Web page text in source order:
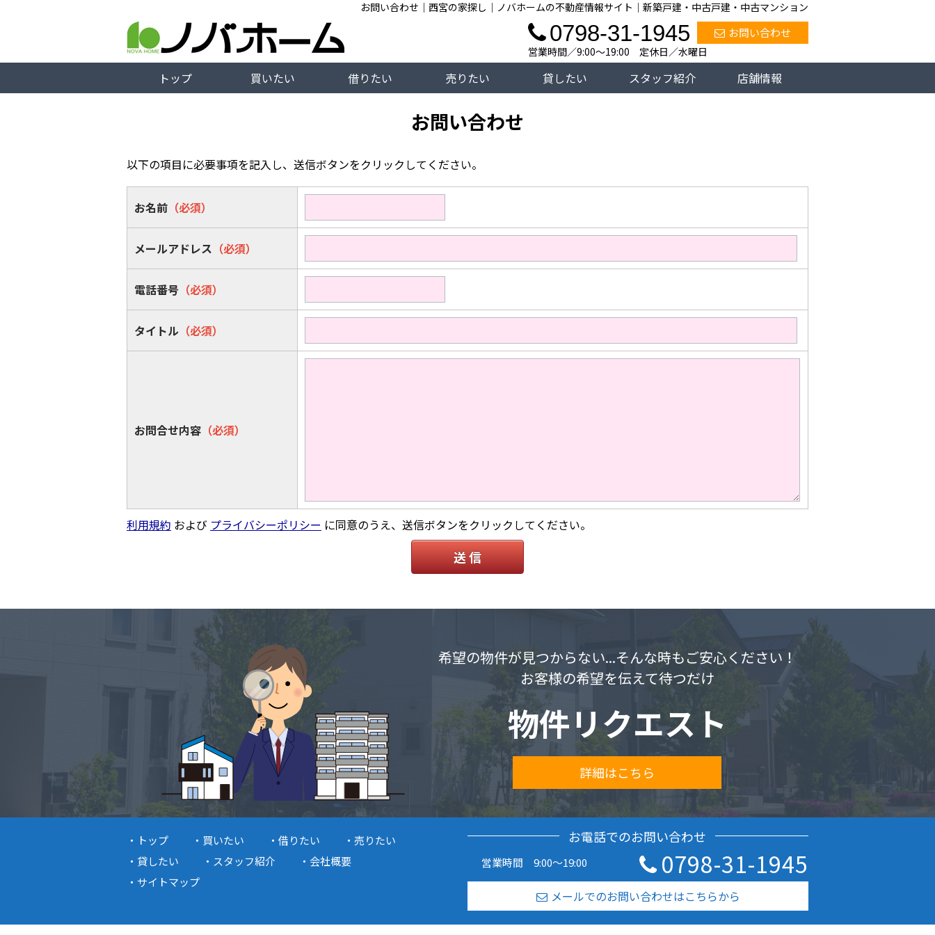
お問い合わせ｜西宮の家探し｜ノバホームの不動産情報サイト｜新築戸建・中古戸建・中古マンション
お問い合わせ
0798-31-1945
営業時間／9:00～19:00 定休日／水曜日
トップ 買いたい 借りたい 売りたい 貸したい スタッフ紹介 店舗情報
お問い合わせ
以下の項目に必要事項を記入し、送信ボタンをクリックしてください。
お名前 （必須）
メールアドレス （必須）
電話番号 （必須）
タイトル （必須）
お問合せ内容 （必須）
利用規約 および プライバシーポリシー に同意のうえ、送信ボタンをクリックしてください。
送 信
希望の物件が見つからない...そんな時もご安心ください！
お客様の希望を伝えて待つだけ
物件リクエスト
詳細はこちら
トップ 買いたい 借りたい
売りたい
貸したい
スタッフ紹介
会社概要
サイトマップ
お電話でのお問い合わせ
営業時間 9:00～19:00 0798-31-1945
メールでのお問い合わせはこちらから